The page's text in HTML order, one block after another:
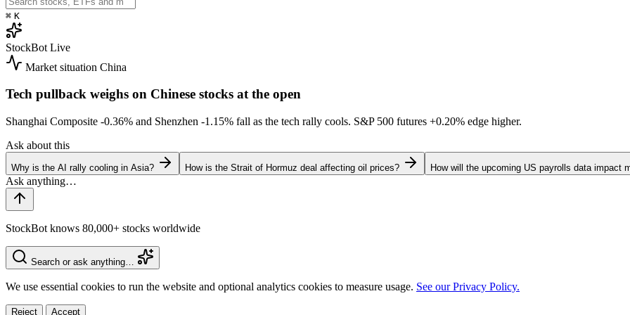
⌘ K
StockBot Live
Market situation China
Tech pullback weighs on Chinese stocks at the open
Shanghai Composite -0.36% and Shenzhen -1.15% fall as the tech rally cools. S&P 500 futures +0.20% edge higher.
Ask about this
Why is the AI rally cooling in Asia? How is the Strait of Hormuz deal affecting oil prices? How will the upcoming US payrolls data impact
StockBot knows 80,000+ stocks worldwide
Search or ask anything…
We use essential cookies to run the website and optional analytics cookies to measure usage. See our Privacy Policy.
Reject Accept